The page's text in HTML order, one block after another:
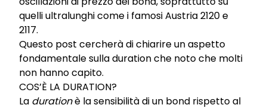
quelli ultralunghi come i famosi Austria 2120 e
2117.
Questo post cercherà di chiarire un aspetto
fondamentale sulla duration che noto che molti
non hanno capito.
COS’È LA DURATION?
La durationè la sensibilità di un bond rispetto al